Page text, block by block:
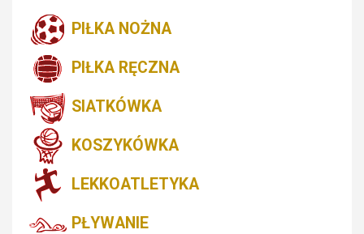
PIŁKA NOŻNA
PIŁKA RĘCZNA
SIATKÓWKA
KOSZYKÓWKA
LEKKOATLETYKA
PŁYWANIE